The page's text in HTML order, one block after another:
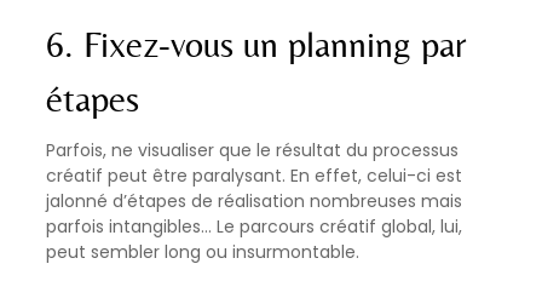
6. Fixez-vous un planning par
étapes
Parfois, ne visualiser que le résultat du processus
créatif peut être paralysant. En effet, celui-ci est
jalonné d’étapes de réalisation nombreuses mais
parfois intangibles… Le parcours créatif global, lui,
peut sembler long ou insurmontable.